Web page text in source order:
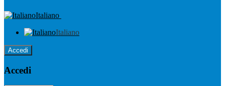
Italiano
Italiano
Accedi
Accedi